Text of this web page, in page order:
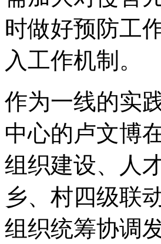
时做好预防工
入工作机制。
作为一线的实
中心的卢文博
组织建设、人
乡、村四级联
组织统筹协调